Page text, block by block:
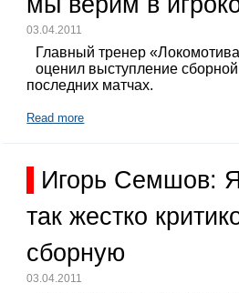
03.04.2011
Главный тренер
оценил выступление
последних матчах.
Read more
Игорь Семшов:
так жестко
сборную
03.04.2011